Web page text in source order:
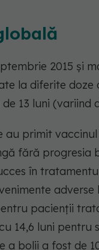
2015 și
la diferite doze
13 luni (variind
primit
fără progresia
în
adverse
pacienții
14,6 luni pentru
a bolii a fost de